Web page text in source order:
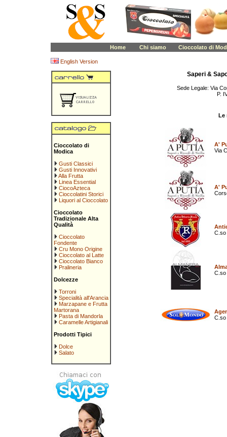
Home Chi siamo Cioccolato di
English Version
Cioccolato di
Modica
Gusti Classici
Gusti Innovativi
Alla Frutta
Linea Essential
CiocoAzteca
Cioccolatini Storici
Liquori al Cioccolato
Cioccolato
Tradizionale Alta
Qualità
Cioccolato
Fondente
Cru Mono Origine
Cioccolato al Latte
Cioccolato Bianco
Pralineria
Dolcezze
Torroni
Specialità all'Arancia
Marzapane e Frutta
Martorana
Pasta di Mandorla
Caramelle Artigianali
Prodotti Tipici
Dolce
Salato
Saperi &
Sede Legale: Via
P.
Le
A'
Via
A'
C.so
C.so
C.so